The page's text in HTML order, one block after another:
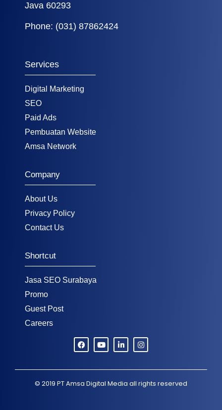
Java 60293
Phone: (031) 87862424
Services
Digital Marketing
SEO
Paid Ads
Pembuatan Website
Amsa Network
Company
About Us
Privacy Policy
Contact Us
Shortcut
Jasa SEO Surabaya
Promo
Guest Post
Careers
© 2019 PT Amsa Digital Media all rights reserved